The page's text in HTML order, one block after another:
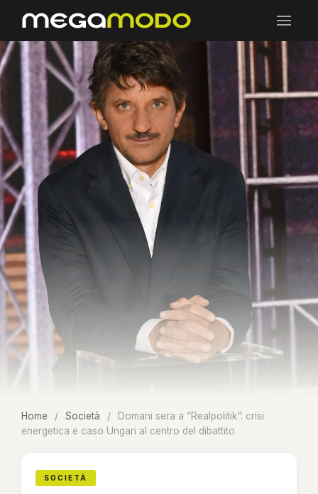
Home / Società /
Domani sera a “Realpolitik”: crisi
energetica e caso Ungari al centro del dibattito
SOCIETÀ